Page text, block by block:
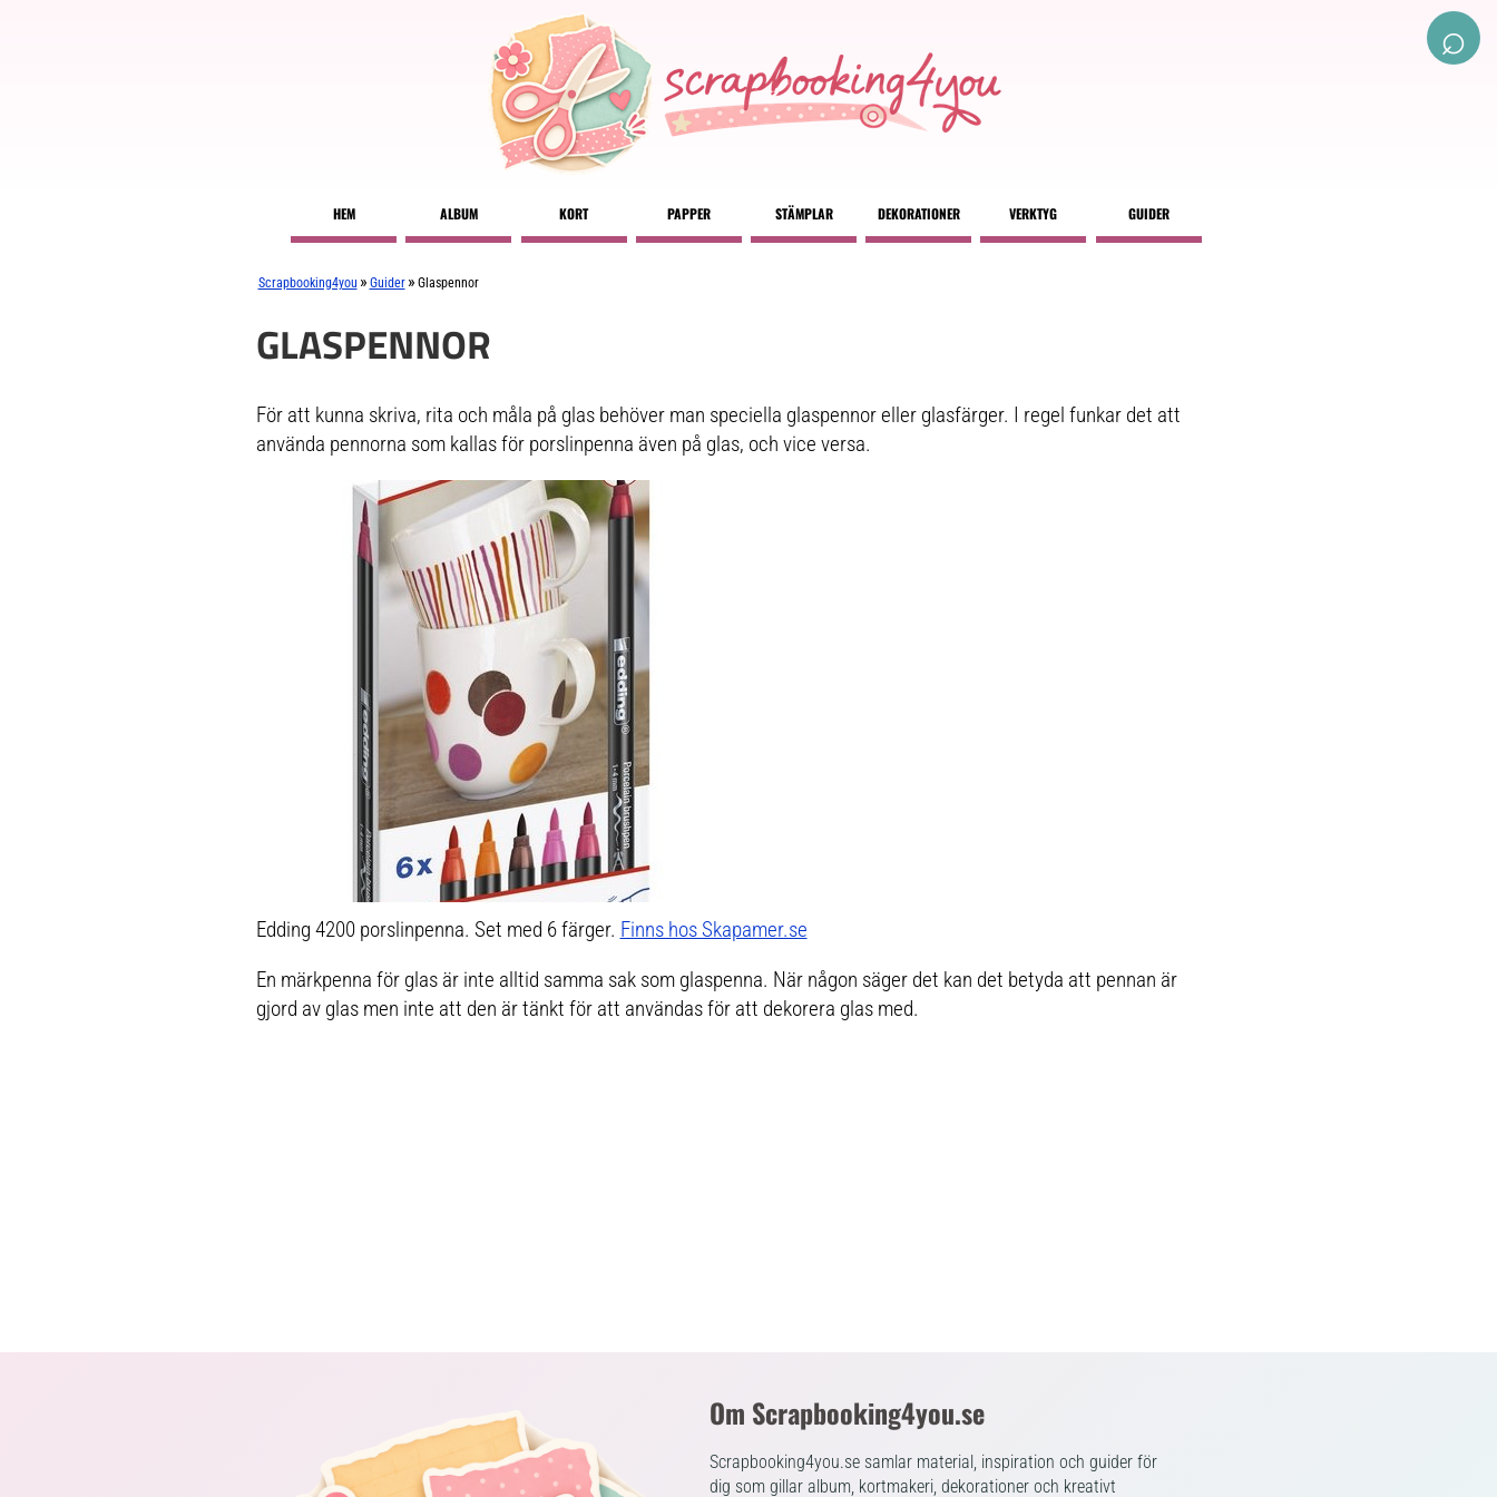
⌕
HEM ALBUM KORT PAPPER STÄMPLAR DEKORATIONER VERKTYG GUIDER
Scrapbooking4you » Guider » Glaspennor
GLASPENNOR
För att kunna skriva, rita och måla på glas behöver man speciella glaspennor eller glasfärger. I regel funkar det att
använda pennorna som kallas för porslinpenna även på glas, och vice versa.
Edding 4200 porslinpenna. Set med 6 färger. Finns hos Skapamer.se
En märkpenna för glas är inte alltid samma sak som glaspenna. När någon säger det kan det betyda att pennan är
gjord av glas men inte att den är tänkt för att användas för att dekorera glas med.
Om Scrapbooking4you.se
Scrapbooking4you.se samlar material, inspiration och guider för
dig som gillar album, kortmakeri, dekorationer och kreativt